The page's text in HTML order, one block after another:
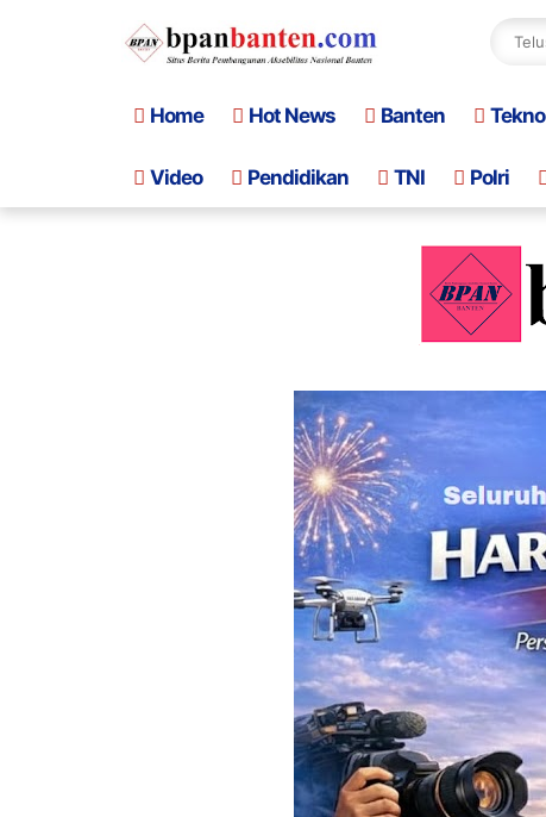
Home Hot News Banten Tekno
Video Pendidikan TNI Polri